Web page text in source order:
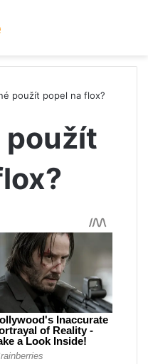
použít popel na flox?
použít